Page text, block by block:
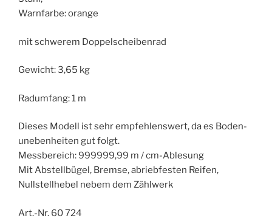
Warnfarbe: orange
mit schwerem Doppelscheibenrad
Gewicht: 3,65 kg
Radumfang: 1 m
Dieses Modell ist sehr empfehlenswert, da es Boden-
unebenheiten gut folgt.
Messbereich: 999999,99 m / cm-Ablesung
Mit Abstellbügel, Bremse, abriebfesten Reifen,
Nullstellhebel nebem dem Zählwerk
Art.-Nr. 60 724